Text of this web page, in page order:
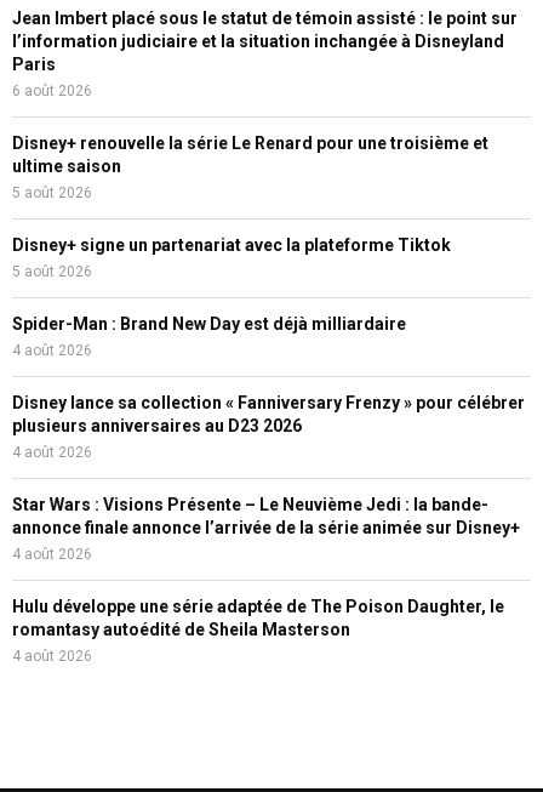
Jean Imbert placé sous le statut de témoin assisté : le point sur
l’information judiciaire et la situation inchangée à Disneyland
Paris
6 août 2026
Disney+ renouvelle la série Le Renard pour une troisième et
ultime saison
5 août 2026
Disney+ signe un partenariat avec la plateforme Tiktok
5 août 2026
Spider-Man : Brand New Day est déjà milliardaire
4 août 2026
Disney lance sa collection « Fanniversary Frenzy » pour célébrer
plusieurs anniversaires au D23 2026
4 août 2026
Star Wars : Visions Présente – Le Neuvième Jedi : la bande-
annonce finale annonce l’arrivée de la série animée sur Disney+
4 août 2026
Hulu développe une série adaptée de The Poison Daughter, le
romantasy autoédité de Sheila Masterson
4 août 2026